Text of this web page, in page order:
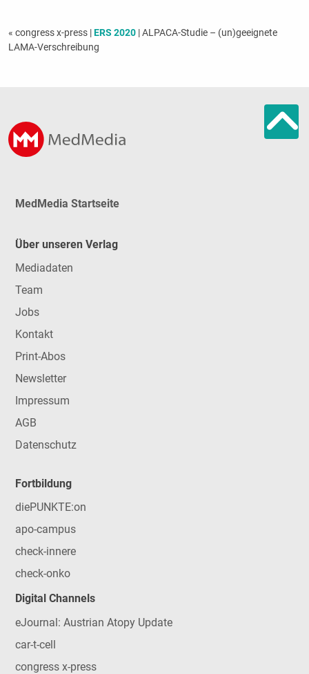
« congress x-press |ERS 2020| ALPACA-Studie – (un)geeignete
LAMA-Verschreibung
MedMedia Startseite
Über unseren Verlag
Mediadaten
Team
Jobs
Kontakt
Print-Abos
Newsletter
Impressum
AGB
Datenschutz
Fortbildung
diePUNKTE:on
apo-campus
check-innere
check-onko
Digital Channels
eJournal: Austrian Atopy Update
car-t-cell
congress x-press